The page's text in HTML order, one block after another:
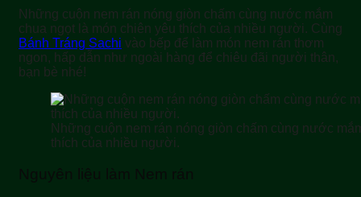
Những cuộn nem rán nóng giòn chấm cùng nước mắm
chua ngọt là món chiên yêu thích của nhiều người. Cùng
Bánh Tráng Sachi vào bếp để làm món nem rán thơm
ngon, hấp dẫn như ngoài hàng để chiêu đãi người thân,
bạn bè nhé!
Những cuộn nem rán nóng giòn chấm cùng nước
thích của nhiều người.
Nguyên liệu làm Nem rán